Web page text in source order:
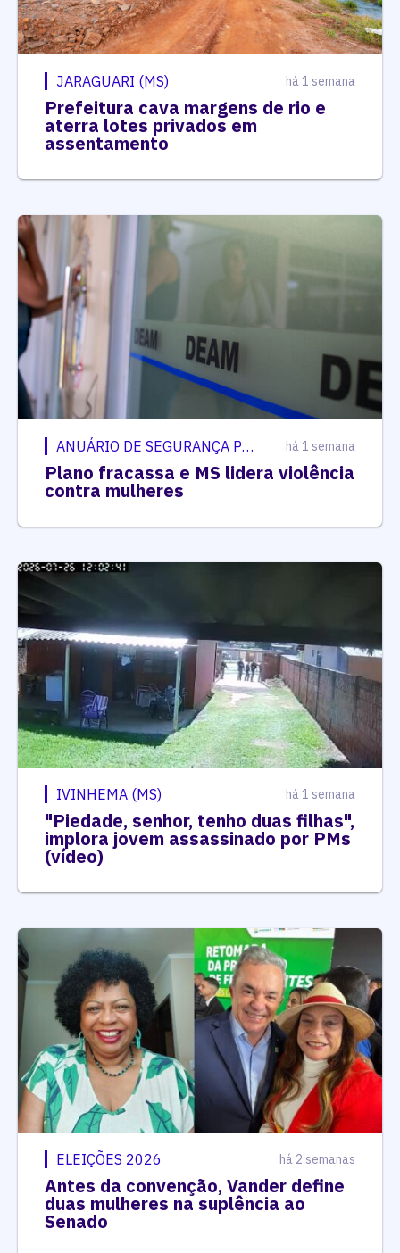
JARAGUARI (MS) há 1 semana
Prefeitura cava margens de rio e
aterra lotes privados em
assentamento
ANUÁRIO DE SEGURANÇA PÚBLICA há 1 semana
Plano fracassa e MS lidera violência
contra mulheres
IVINHEMA (MS) há 1 semana
"Piedade, senhor, tenho duas filhas",
implora jovem assassinado por PMs
(vídeo)
ELEIÇÕES 2026 há 2 semanas
Antes da convenção, Vander define
duas mulheres na suplência ao
Senado